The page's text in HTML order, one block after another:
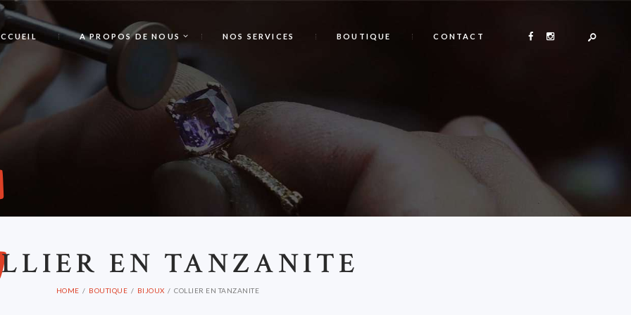
A PROPOS DE NOUS NOS SERVICES BOUTIQUE CONTACT
EN TANZANITE
HOME BOUTIQUE BIJOUX COLLIER EN TANZANITE